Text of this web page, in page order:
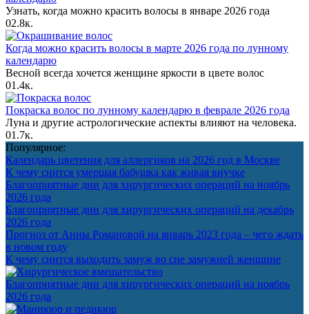
Узнать, когда можно красить волосы в январе 2026 года
02.8к.
Когда можно красить волосы в марте 2026 года по лунному
календарю
Весной всегда хочется женщине яркости в цвете волос
01.4к.
Покраска волос по лунному календарю в феврале 2026 года
Луна и другие астрологические аспекты влияют на человека.
01.7к.
Популярное:
Календарь цветения для аллергиков на 2026 год в Москве
К чему снится умершая бабушка как живая внучке
Благоприятные дни для хирургических операций на ноябрь
2026 года
Благоприятные дни для хирургических операций на декабрь
2026 года
Прогноз от Анны Романовой на январь 2023 года – чего ждать
в новом году
К чему снится выходить замуж во сне замужней женщине
Благоприятные дни для хирургических операций на ноябрь
2026 года